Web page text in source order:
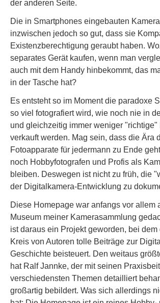
der anderen Seite.
Die in Smartphones eingebauten
inzwischen jedoch so gut, dass sie
Existenzberechtigung geraubt haben.
separates Gerät kaufen, wenn man
auch mit dem Handy hinbekommt, das
in der Tasche hat?
Es entsteht so im Moment die paradoxe
so viel fotografiert wird, wie noch nie in
und gleichzeitig immer weniger "richtige"
verkauft werden. Mag sein, dass die Ära
Fotoapparate für jedermann zu Ende
noch Hobbyfotografen und Profis als
bleiben. Deswegen ist nicht zu früh, die
der Digitalkamera-Entwicklung zu
Diese Homepage war anfangs vor allem
Museum meiner Kamerasammlung
ist daraus ein Projekt geworden, bei
Kreis von Autoren tolle Beiträge zur
Geschichte beisteuert. Den weitaus
hat Ralf Jannke, der mit seinen
verschiedensten Themen detailliert
großartig bebildert. Was sich allerdings